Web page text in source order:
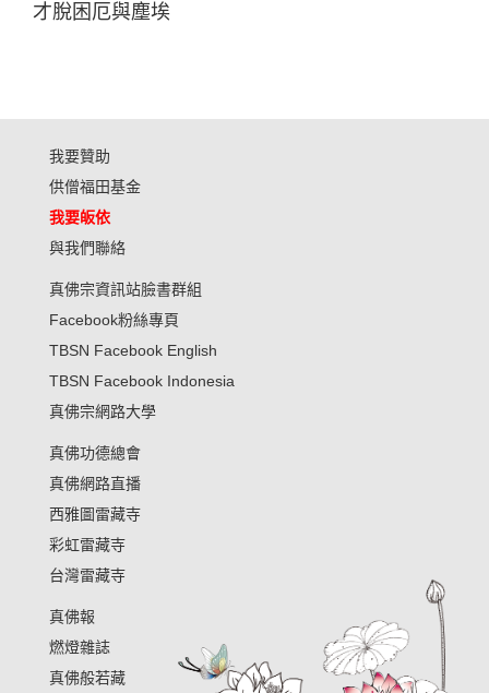
才脫困厄與塵埃
我要贊助
供僧福田基金
我要皈依
與我們聯絡
真佛宗資訊站臉書群組
Facebook粉絲專頁
TBSN Facebook English
TBSN Facebook Indonesia
真佛宗網路大學
真佛功德總會
真佛網路直播
西雅圖雷藏寺
彩虹雷藏寺
台灣雷藏寺
真佛報
燃燈雜誌
真佛般若藏